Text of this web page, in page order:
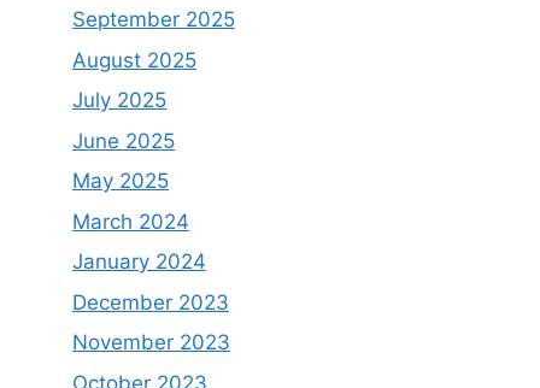
September 2025
August 2025
July 2025
June 2025
May 2025
March 2024
January 2024
December 2023
November 2023
October 2023